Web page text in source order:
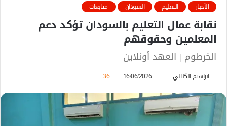
الأخبار التعليم السودان متابعات
نقابة عمال التعليم بالسودان تؤكد دعم
المعلمين وحقوقهم
الخرطوم | العهد أونلاين
ابراهيم الكناني
س
ل
16/06/2026
36